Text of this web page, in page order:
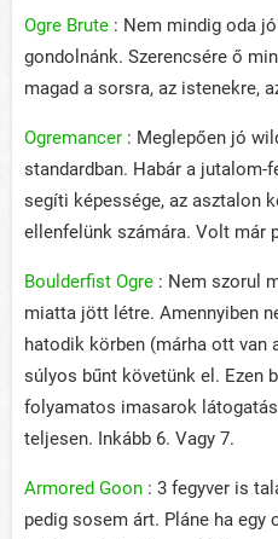
Ogre Brute : Nem mindig oda
gondolnánk. Szerencsére ő
magad a sorsra, az istenekre,
Ogremancer : Meglepően jó
standardban. Habár a jutalom-
segíti képessége, az asztalon
ellenfelünk számára. Volt már
Boulderfist Ogre : Nem szorul
miatta jött létre. Amennyiben
hatodik körben (márha ott van
súlyos bűnt követünk el. Ezen
folyamatos imasarok
teljesen. Inkább 6. Vagy 7.
Armored Goon : 3 fegyver is
pedig sosem árt. Pláne ha egy